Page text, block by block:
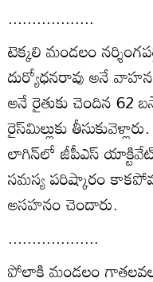
..................
టెక్కలి మండలం
దుర్యోధనరావు అనే
అనే రైతుకు చెందిన 62
రైస్‌మిల్లుకు
లాగిన్‌లో జీపీఎస్‌
సమస్య పరిష్కారం
అసహనం చెందారు.
...................
పోలాకి మండలం